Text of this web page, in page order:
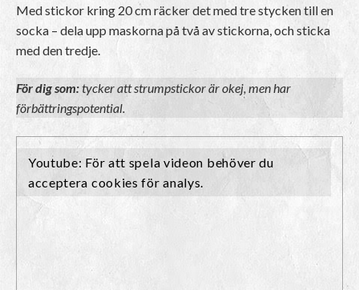
Med stickor kring 20 cm räcker det med tre stycken till en
socka – dela upp maskorna på två av stickorna, och sticka
med den tredje.
För dig som:tycker att strumpstickor är okej, men har
förbättringspotential.